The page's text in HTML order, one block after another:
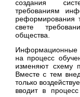
создания
требованиям
реформирования
свете
общества.
Информационные
на процесс
изменяют схему
Вместе с тем
только
вводит в